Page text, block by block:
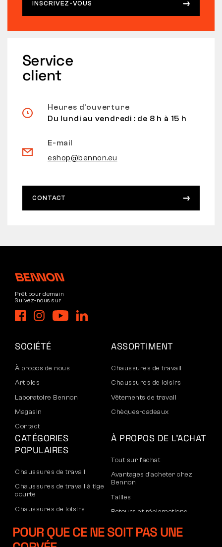
INSCRIVEZ-VOUS
Service
client
Heures d’ouverture
Du lundi au vendredi : de 8 h à 15 h
E-mail
eshop@bennon.eu
CONTACT
Prêt pour demain
Suivez-nous sur
SOCIÉTÉ
À propos de nous
Articles
Laboratoire Bennon
Magasin
Contact
ASSORTIMENT
Chaussures de travail
Chaussures de loisirs
Vêtements de travail
Chèques-cadeaux
CATÉGORIES
POPULAIRES
Chaussures de travail
Chaussures de travail à tige
courte
Chaussures de loisirs
cheville
À PROPOS DE L’ACHAT
Tout sur l’achat
Avantages d’acheter chez
Bennon
Tailles
Retours et réclamations
Transport et paiement
POUR QUE CE NE SOIT PAS UNE